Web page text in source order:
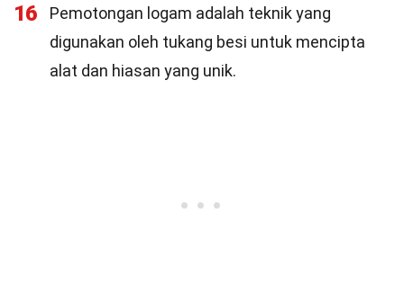
16
Pemotongan logam adalah teknik yang
digunakan oleh tukang besi untuk mencipta
alat dan hiasan yang unik.